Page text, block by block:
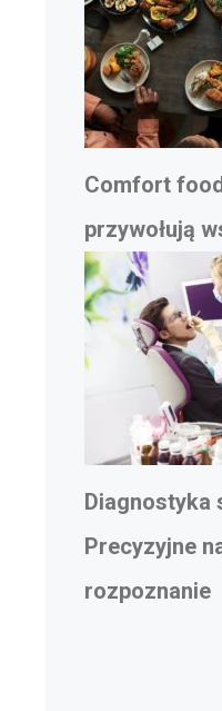
Comfort
przywołują
Diagnostyka
Precyzyjne
rozpoznanie